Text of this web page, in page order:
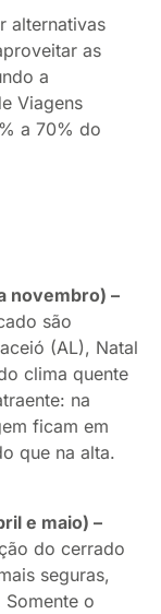
alternativas
as
a
Viagens
a 70% do
novembro) –
são
(AL), Natal
clima quente
na
ficam em
que na alta.
e maio) –
do cerrado
seguras,
o